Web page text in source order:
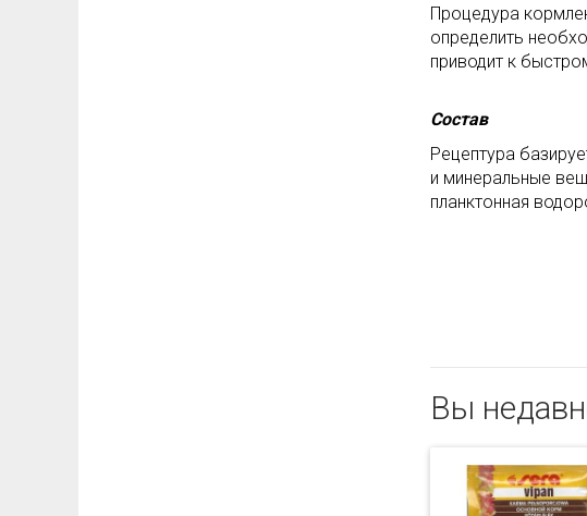
Процедура
определить
приводит к
Состав
Рецептура
и минеральные
планктонная
Вы